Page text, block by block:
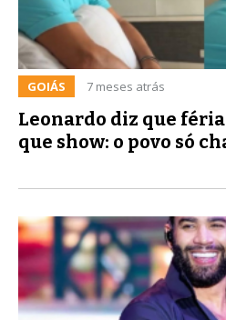
GOIÁS 7 meses atrás
Leonardo diz que
que show: o povo só